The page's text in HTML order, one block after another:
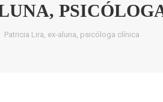
Patricia Lira, ex-aluna, psicóloga clínica